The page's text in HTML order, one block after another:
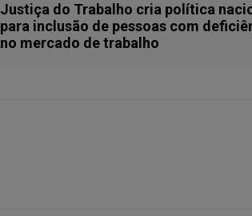
Justiça do Trabalho cria política
para inclusão de pessoas com
no mercado de trabalho